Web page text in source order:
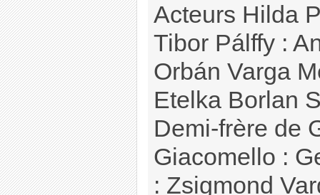
Acteurs Hilda
Tibor Pálffy :
Orbán Varga
Etelka Borlan
Demi-frère de
Giacomello :
: Zsigmond